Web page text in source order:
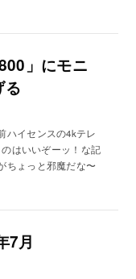
」にモニ
る
ハイセンスの4kテレ
はいいぞーッ！な記
ちょっと邪魔だな〜
7月